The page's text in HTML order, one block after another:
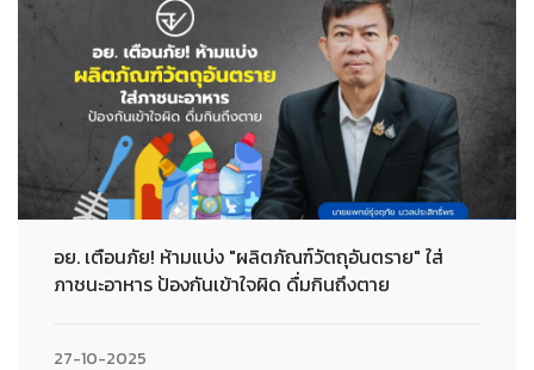
อย. เตือนภัย! ห้ามแบ่ง "ผลิตภัณฑ์วัตถุอันตราย" ใส่
ภาชนะอาหาร ป้องกันเข้าใจผิด ดื่มกินถึงตาย
27-10-2025